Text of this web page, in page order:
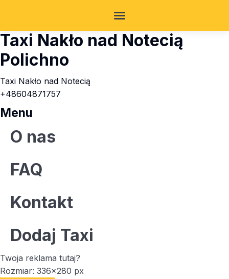
Taxi Nakło nad Notecią
Polichno
Taxi Nakło nad Notecią
+48604871757
Menu
O nas
FAQ
Kontakt
Dodaj Taxi
Twoja reklama tutaj?
Rozmiar: 336x280 px